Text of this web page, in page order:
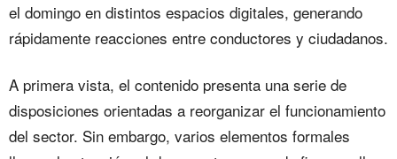
el domingo en distintos espacios digitales, generando
rápidamente reacciones entre conductores y ciudadanos.
A primera vista, el contenido presenta una serie de
disposiciones orientadas a reorganizar el funcionamiento
del sector. Sin embargo, varios elementos formales